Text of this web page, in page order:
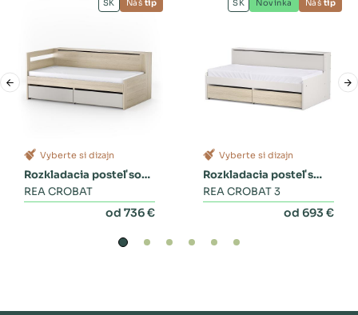
Vyberte si dizajn
Rozkladacia posteľ so
zásuvkami
REA CROBAT
od 736 €
SK Náš tip
Vyberte si dizajn
Rozkladacia posteľ s
dvoma zásuvkami a
REA CROBAT 3
od 693 €
SK Novinka Náš tip